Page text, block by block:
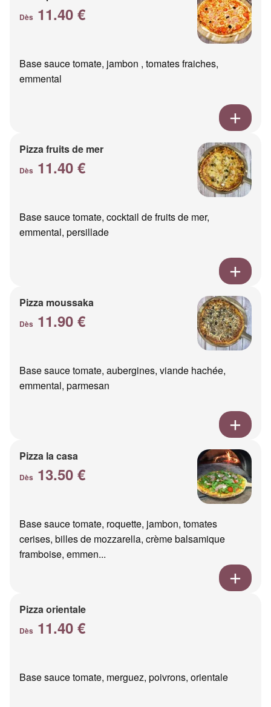
Dès 11.40 €
Base sauce tomate, jambon , tomates fraiches,
emmental
Pizza fruits de mer
Dès 11.40 €
Base sauce tomate, cocktail de fruits de mer,
emmental, persillade
Pizza moussaka
Dès 11.90 €
Base sauce tomate, aubergines, viande hachée,
emmental, parmesan
Pizza la casa
Dès 13.50 €
Base sauce tomate, roquette, jambon, tomates
cerises, billes de mozzarella, crème balsamique
framboise, emmen...
Pizza orientale
Dès 11.40 €
Base sauce tomate, merguez, poivrons, orientale